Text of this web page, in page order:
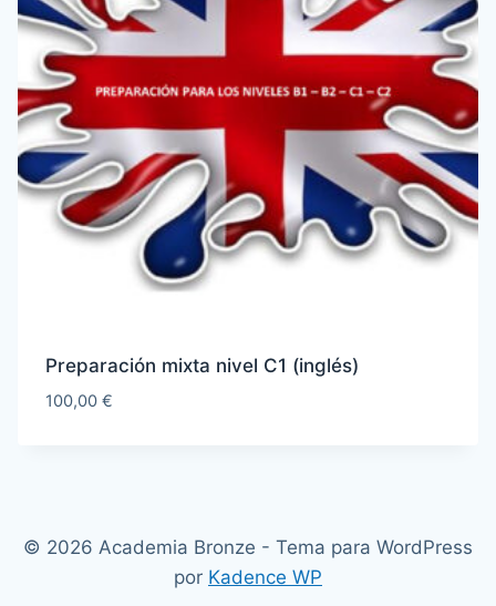
Preparación mixta nivel C1 (inglés)
100,00 €
© 2026 Academia Bronze - Tema para WordPress
por Kadence WP